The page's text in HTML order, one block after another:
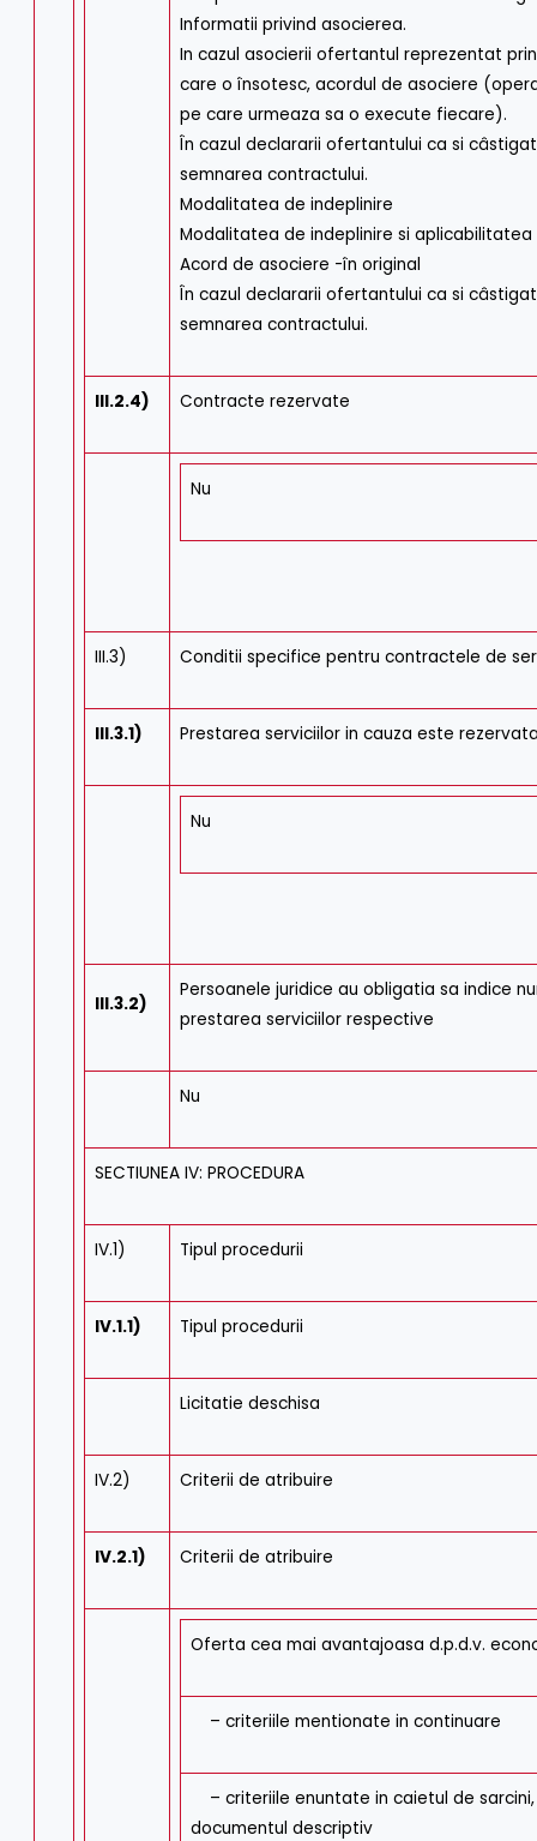
Informatii privind asocierea.
In cazul asocierii ofertantul reprezentat
care o însotesc, acordul de asociere
pe care urmeaza sa o execute fiecare).
În cazul declararii ofertantului ca si
semnarea contractului.
Modalitatea de indeplinire
Modalitatea de indeplinire si
Acord de asociere -în original
În cazul declararii ofertantului ca si
semnarea contractului.
III.2.4) Contracte rezervate
Nu
III.3) Conditii specifice pentru contractele de
III.3.1) Prestarea serviciilor in cauza este
Nu
III.3.2)
Persoanele juridice au obligatia sa indice
prestarea serviciilor respective
Nu
SECTIUNEA IV: PROCEDURA
IV.1) Tipul procedurii
IV.1.1) Tipul procedurii
Licitatie deschisa
IV.2) Criterii de atribuire
IV.2.1) Criterii de atribuire
Oferta cea mai avantajoasa d.p.d.v.
– criteriile mentionate in continuare
– criteriile enuntate in caietul de
documentul descriptiv